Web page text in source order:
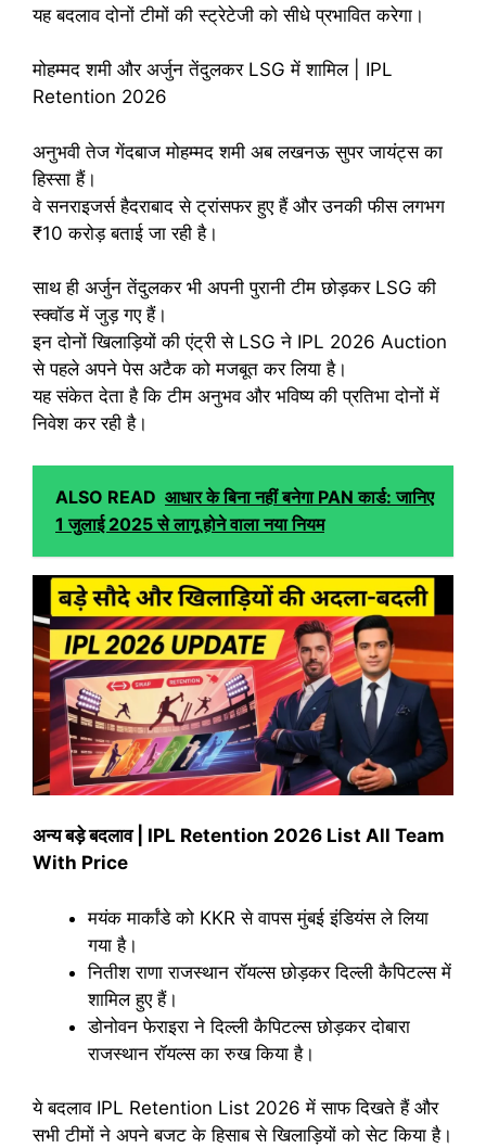
यह बदलाव दोनों टीमों की स्ट्रेटेजी को सीधे प्रभावित करेगा।
मोहम्‍मद शमी और अर्जुन तेंदुलकर LSG में शामिल | IPL
Retention 2026
अनुभवी तेज गेंदबाज मोहम्‍मद शमी अब लखनऊ सुपर जायंट्स का
हिस्सा हैं।
वे सनराइजर्स हैदराबाद से ट्रांसफर हुए हैं और उनकी फीस लगभग
₹10 करोड़ बताई जा रही है।
साथ ही अर्जुन तेंदुलकर भी अपनी पुरानी टीम छोड़कर LSG की
स्क्वॉड में जुड़ गए हैं।
इन दोनों खिलाड़ियों की एंट्री से LSG ने IPL 2026 Auction
से पहले अपने पेस अटैक को मजबूत कर लिया है।
यह संकेत देता है कि टीम अनुभव और भविष्य की प्रतिभा दोनों में
निवेश कर रही है।
ALSO READ आधार के बिना नहीं बनेगा PAN कार्ड: जानिए
1 जुलाई 2025 से लागू होने वाला नया नियम
अन्य बड़े बदलाव | IPL Retention 2026 List All Team
With Price
मयंक मार्कांडे को KKR से वापस मुंबई इंडियंस ले लिया
गया है।
नितीश राणा राजस्थान रॉयल्स छोड़कर दिल्ली कैपिटल्स में
शामिल हुए हैं।
डोनोवन फेराइरा ने दिल्ली कैपिटल्स छोड़कर दोबारा
राजस्थान रॉयल्स का रुख किया है।
ये बदलाव IPL Retention List 2026 में साफ दिखते हैं और
सभी टीमों ने अपने बजट के हिसाब से खिलाड़ियों को सेट किया है।